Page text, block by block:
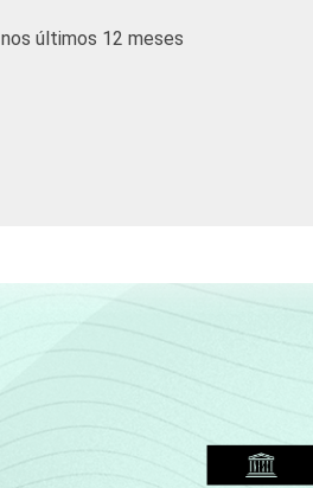
2 SM - 3 SM
últimos 12 meses